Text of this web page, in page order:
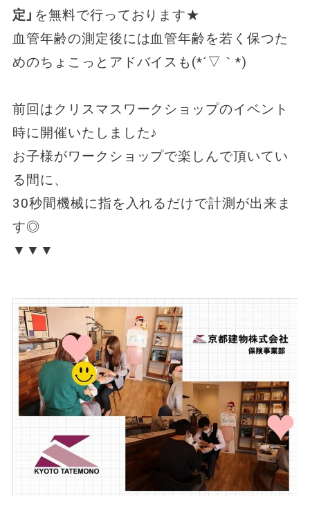
定」 を無料で行っております★
血管年齢の測定後には血管年齢を若く保つた
めのちょこっとアドバイスも(*´▽｀*)
前回はクリスマスワークショップのイベント
時に開催いたしました♪
お子様がワークショップで楽しんで頂いてい
る間に、
30秒間機械に指を入れるだけで計測が出来ま
す◎
▼▼▼